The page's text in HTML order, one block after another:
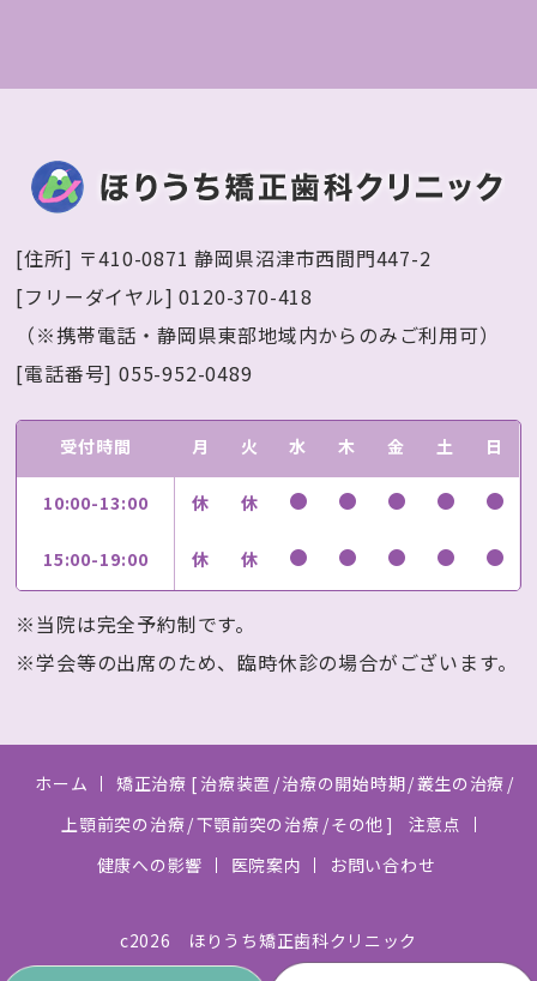
[住所] 〒410-0871 静岡県沼津市西間門447-2
[フリーダイヤル] 0120-370-418
（※携帯電話・静岡県東部地域内からのみご利用可）
[電話番号] 055-952-0489
受付時間 月 火 水 木 金 土 日
10:00-13:00 休 休
15:00-19:00 休 休
※当院は完全予約制です。
※学会等の出席のため、臨時休診の場合がございます。
ホーム 矯正治療 治療装置 治療の開始時期 叢生の治療
上顎前突の治療 下顎前突の治療 その他
注意点
健康への影響
医院案内 お問い合わせ
c2026 ほりうち矯正歯科クリニック